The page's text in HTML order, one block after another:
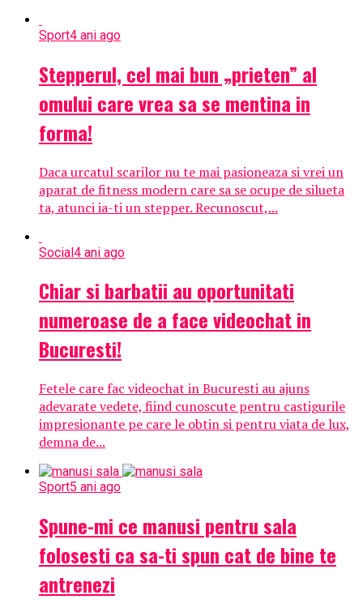
Sport4 ani ago
Stepperul, cel mai bun „prieten” al
omului care vrea sa se mentina in
forma!
Daca urcatul scarilor nu te mai pasioneaza si vrei un
aparat de fitness modern care sa se ocupe de silueta
ta, atunci ia-ti un stepper. Recunoscut,...
Social4 ani ago
Chiar si barbatii au oportunitati
numeroase de a face videochat in
Bucuresti!
Fetele care fac videochat in Bucuresti au ajuns
adevarate vedete, fiind cunoscute pentru castigurile
impresionante pe care le obtin si pentru viata de lux,
demna de...
Sport5 ani ago
Spune-mi ce manusi pentru sala
folosesti ca sa-ti spun cat de bine te
antrenezi